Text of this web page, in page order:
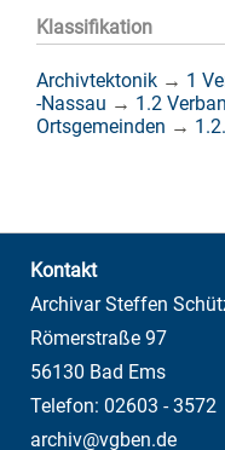
Klassifikation
Archivtektonik → 1
-Nassau → 1.2
Ortsgemeinden →
Kontakt
Archivar Steffen
Römerstraße 97
56130 Bad Ems
Telefon: 02603 - 3572
archiv@vgben.de